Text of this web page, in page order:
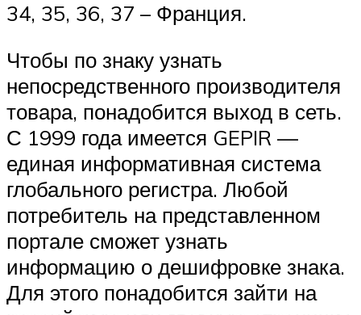
34, 35, 36, 37 – Франция.
Чтобы по знаку узнать
непосредственного производителя
товара, понадобится выход в сеть.
С 1999 года имеется GEPIR —
единая информативная система
глобального регистра. Любой
потребитель на представленном
портале сможет узнать
информацию о дешифровке знака.
Для этого понадобится зайти на